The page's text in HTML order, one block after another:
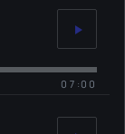
07:00